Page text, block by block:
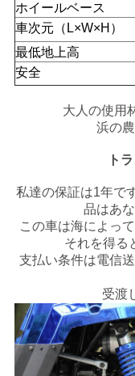
イ
バ
シ
ホイールベース
車次元（L×W×H）
最低地上高
安全
大人の使用
浜の
ト
私達の保証は1年で
品はあ
この車は海によっ
それを得る
支払い条件は電信
受渡